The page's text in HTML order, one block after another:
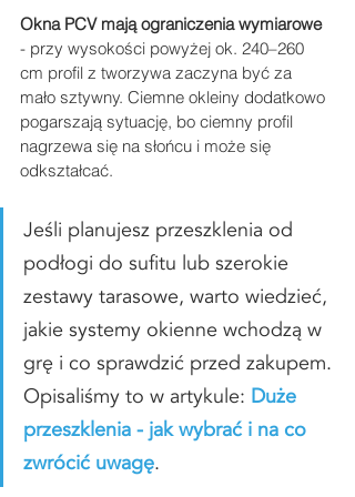
Okna PCV mają ograniczenia wymiarowe
- przy wysokości powyżej ok. 240–260
cm profil z tworzywa zaczyna być za
mało sztywny. Ciemne okleiny dodatkowo
pogarszają sytuację, bo ciemny profil
nagrzewa się na słońcu i może się
odkształcać.
Jeśli planujesz przeszklenia od
podłogi do sufitu lub szerokie
zestawy tarasowe, warto wiedzieć,
jakie systemy okienne wchodzą w
grę i co sprawdzić przed zakupem.
Opisaliśmy to w artykule: Duże
przeszklenia - jak wybrać i na co
zwrócić uwagę.